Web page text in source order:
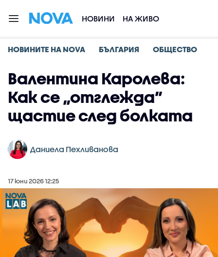
НОВИНИ НА ЖИВО
НОВИНИТЕ НА NOVA БЪЛГАРИЯ ОБЩЕСТВО
Валентина Каролева:
Как се „отглежда”
щастие след болката
Даниела Пехливанова
17 юни 2026 12:25